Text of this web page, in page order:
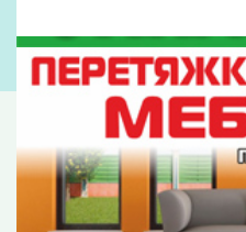
Рекламодателям
Обращения